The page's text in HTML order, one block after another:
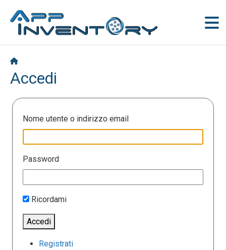
Accedi
Nome utente o indirizzo email
Password
Ricordami
Accedi
Registrati